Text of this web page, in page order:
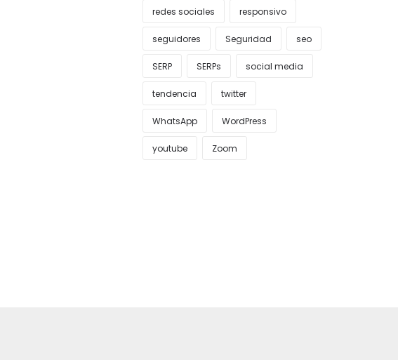
redes sociales responsivo
seguidores Seguridad seo
SERP SERPs social media
tendencia twitter
WhatsApp WordPress
youtube Zoom